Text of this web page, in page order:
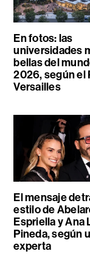
En fotos: las
universidades
bellas del
2026, según el
Versailles
El mensaje
estilo de
Espriella y Ana
Pineda, según
experta